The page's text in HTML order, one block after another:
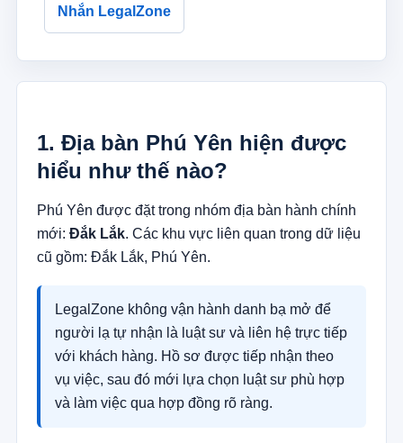
Nhắn LegalZone
1. Địa bàn Phú Yên hiện được
hiểu như thế nào?
Phú Yên được đặt trong nhóm địa bàn hành chính
mới: Đắk Lắk. Các khu vực liên quan trong dữ liệu
cũ gồm: Đắk Lắk, Phú Yên.
LegalZone không vận hành danh bạ mở để
người lạ tự nhận là luật sư và liên hệ trực tiếp
với khách hàng. Hồ sơ được tiếp nhận theo
vụ việc, sau đó mới lựa chọn luật sư phù hợp
và làm việc qua hợp đồng rõ ràng.